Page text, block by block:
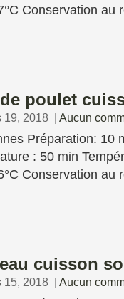
Conservation au
poulet
19, 2018 | Aucun
Préparation: 10
: 50 min
Conservation au
cuisson
15, 2018 | Aucun